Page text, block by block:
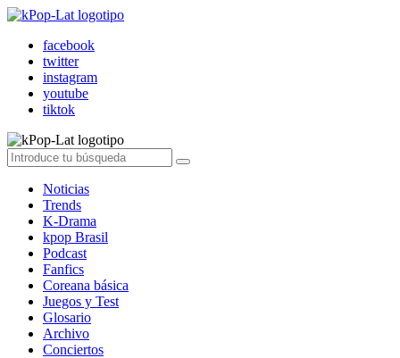
facebook
twitter
instagram
youtube
tiktok
Noticias
Trends
K-Drama
kpop Brasil
Podcast
Fanfics
Coreana básica
Juegos y Test
Glosario
Archivo
Conciertos